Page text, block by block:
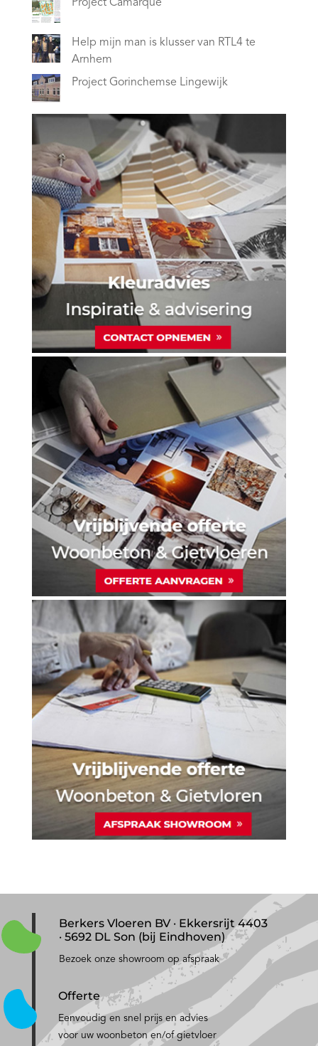
Project Camarque
Help mijn man is klusser van RTL4 te
Arnhem
Project Gorinchemse Lingewijk
Berkers Vloeren BV · Ekkersrijt 4403
· 5692 DL Son (bij Eindhoven)
Bezoek onze showroom op afspraak
Offerte
Eenvoudig en snel prijs en advies
voor uw woonbeton en/of gietvloer